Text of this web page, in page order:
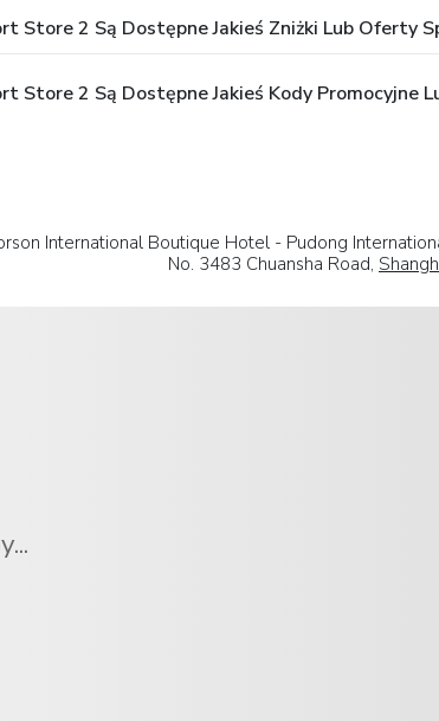
2 Są Dostępne Jakieś Zniżki Lub Oferty
2 Są Dostępne Jakieś Kody Promocyjne
International Boutique Hotel - Pudong
No. 3483 Chuansha Road,